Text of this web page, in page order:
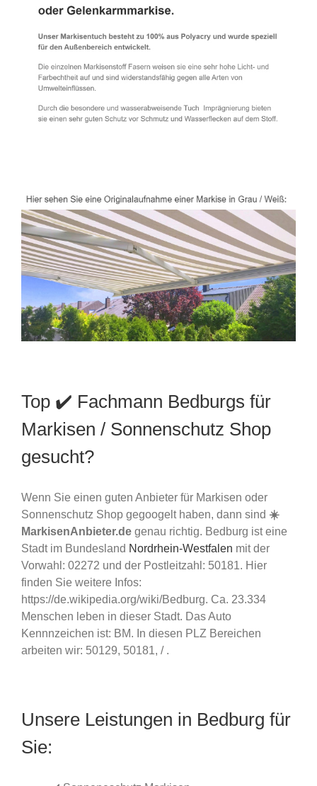
Top ✔️ Fachmann Bedburgs für
Markisen / Sonnenschutz Shop
gesucht?
Wenn Sie einen guten Anbieter für Markisen oder
Sonnenschutz Shop gegoogelt haben, dann sind ☀️
MarkisenAnbieter.de genau richtig. Bedburg ist eine
Stadt im Bundesland Nordrhein-Westfalen mit der
Vorwahl: 02272 und der Postleitzahl: 50181. Hier
finden Sie weitere Infos:
https://de.wikipedia.org/wiki/Bedburg. Ca. 23.334
Menschen leben in dieser Stadt. Das Auto
Kennnzeichen ist: BM. In diesen PLZ Bereichen
arbeiten wir: 50129, 50181, / .
Unsere Leistungen in Bedburg für
Sie: